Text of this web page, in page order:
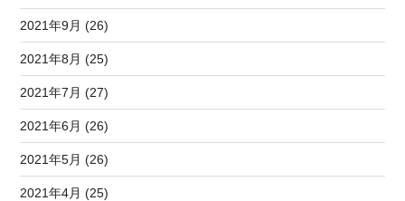
2021年9月 (26)
2021年8月 (25)
2021年7月 (27)
2021年6月 (26)
2021年5月 (26)
2021年4月 (25)